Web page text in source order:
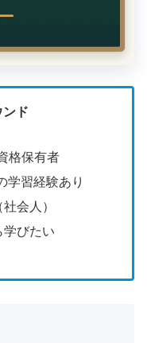
ンド
格保有者
学習経験あり
会人）
学びたい